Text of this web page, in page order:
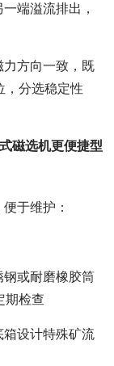
端溢流排出，
方向一致，既
，分选稳定性
磁选机更便捷型
于维护：
钢或耐磨橡胶筒
期检查
设计特殊矿流